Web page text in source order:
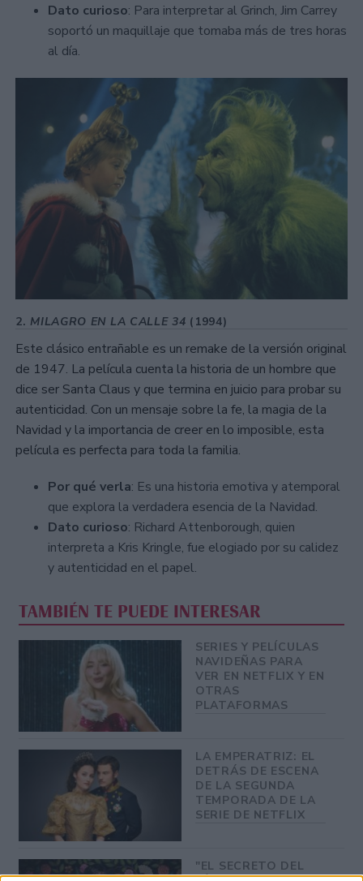
Dato curioso: Para interpretar al Grinch, Jim Carrey
soportó un maquillaje que tomaba más de tres horas
al día.
2. MILAGRO EN LA CALLE 34 (1994)
Este clásico entrañable es un remake de la versión original
de 1947. La película cuenta la historia de un hombre que
dice ser Santa Claus y que termina en juicio para probar su
autenticidad. Con un mensaje sobre la fe, la magia de la
Navidad y la importancia de creer en lo imposible, esta
película es perfecta para toda la familia.
Por qué verla: Es una historia emotiva y atemporal
que explora la verdadera esencia de la Navidad.
Dato curioso: Richard Attenborough, quien
interpreta a Kris Kringle, fue elogiado por su calidez
y autenticidad en el papel.
TAMBIÉN TE PUEDE INTERESAR
SERIES Y PELÍCULAS
NAVIDEÑAS PARA
VER EN NETFLIX Y EN
OTRAS
PLATAFORMAS
LA EMPERATRIZ: EL
DETRÁS DE ESCENA
DE LA SEGUNDA
TEMPORADA DE LA
SERIE DE NETFLIX
"EL SECRETO DEL